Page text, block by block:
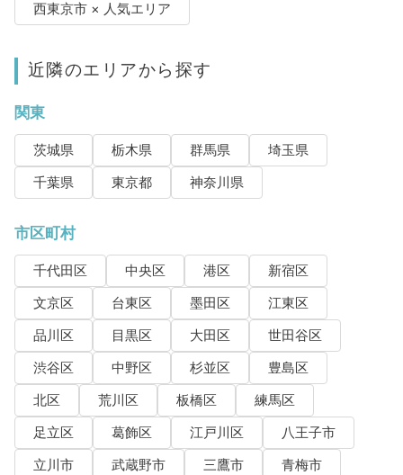
西東京市 × 人気エリア
近隣のエリアから探す
関東
茨城県 栃木県 群馬県
埼玉県
千葉県
東京都 神奈川県
市区町村
千代田区 中央区 港区
新宿区
文京区
台東区 墨田区
江東区
品川区
目黒区 大田区
世田谷区
渋谷区
中野区 杉並区
豊島区
北区
荒川区 板橋区
練馬区
足立区
葛飾区 江戸川区
八王子市
立川市
武蔵野市 三鷹市
青梅市